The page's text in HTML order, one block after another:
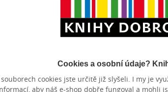
Zobrazeno 20 z 20
Cookies a osobní údaje?
souborech cookies jste určitě již slyšeli. I my je
aby náš e-shop dobře fungoval a mohli